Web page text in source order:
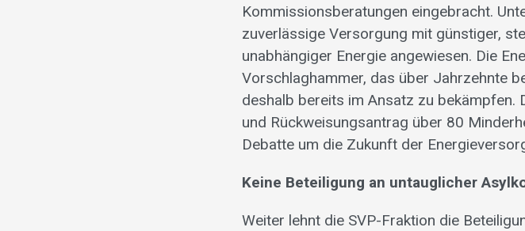
Kommissionsberatungen eingebracht.
zuverlässige Versorgung mit günstiger,
unabhängiger Energie angewiesen. Die
Vorschlaghammer, das über Jahrzehnte
deshalb bereits im Ansatz zu bekämpfen.
und Rückweisungsantrag über 80
Debatte um die Zukunft der
Keine Beteiligung an untauglicher
Weiter lehnt die SVP-Fraktion die